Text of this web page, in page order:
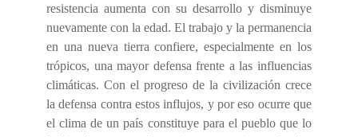
resistencia aumenta con su desarrollo y disminuye
nuevamente con la edad. El trabajo y la permanencia
en una nueva tierra confiere, especialmente en los
trópicos, una mayor defensa frente a las influencias
climáticas. Con el progreso de la civilización crece
la defensa contra estos influjos, y por eso ocurre que
el clima de un país constituye para el pueblo que lo